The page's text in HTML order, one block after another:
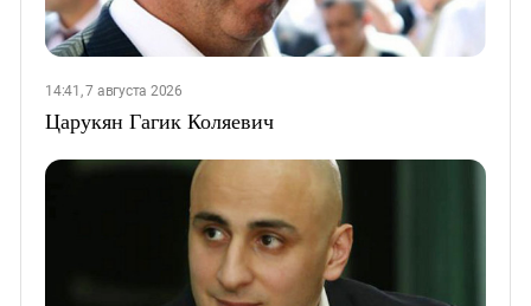
14:41, 7 августа 2026
Царукян Гагик Коляевич